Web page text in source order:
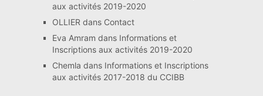
aux activités 2019-2020
OLLIER dans Contact
Eva Amram dans Informations et
Inscriptions aux activités 2019-2020
Chemla dans Informations et Inscriptions
aux activités 2017-2018 du CCIBB